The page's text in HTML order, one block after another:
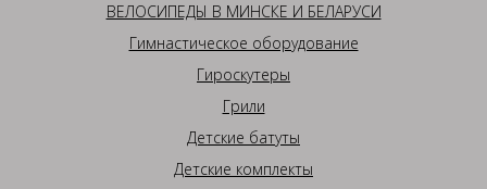
ВЕЛОСИПЕДЫ В МИНСКЕ И БЕЛАРУСИ
Гимнастическое оборудование
Гироскутеры
Грили
Детские батуты
Детские комплекты